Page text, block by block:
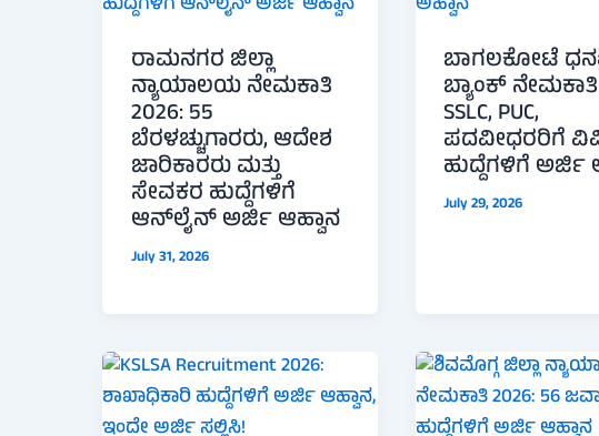
ರಾಮನಗರ ಜಿಲ್ಲಾ
ನ್ಯಾಯಾಲಯ ನೇಮಕಾತಿ
2026: 55
ಬೆರಳಚ್ಚುಗಾರರು, ಆದೇಶ
ಜಾರಿಕಾರರು ಮತ್ತು
ಸೇವಕರ ಹುದ್ದೆಗಳಿಗೆ
ಆನ್‌ಲೈನ್ ಅರ್ಜಿ ಆಹ್ವಾನ
July 31, 2026
ಬಾಗಲಕೋಟೆ
ಬ್ಯಾಂಕ್
SSLC, PUC,
ಪದವೀಧರರಿಗೆ
ಹುದ್ದೆಗಳಿಗೆ ಅರ್ಜಿ
July 29, 2026